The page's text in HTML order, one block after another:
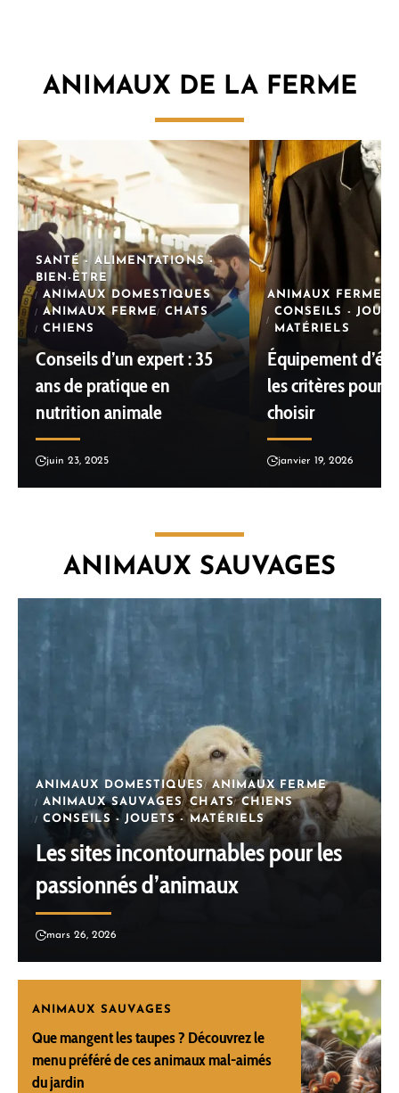
ANIMAUX DE LA FERME
SANTÉ - ALIMENTATIONS -
BIEN-ÊTRE
ANIMAUX DOMESTIQUES
ANIMAUX FERME
CHATS
CHIENS
Conseils d’un expert : 35
ans de pratique en
nutrition animale
juin 23, 2025
ANIMAUX FERME
CONSEILS -
MATÉRIELS
Équipement
les critères pour
choisir
janvier 19, 2026
ANIMAUX SAUVAGES
ANIMAUX DOMESTIQUES
ANIMAUX FERME
ANIMAUX SAUVAGES
CHATS
CHIENS
CONSEILS - JOUETS - MATÉRIELS
Les sites incontournables pour les
passionnés d’animaux
mars 26, 2026
ANIMAUX SAUVAGES
Que mangent les taupes ? Découvrez le
menu préféré de ces animaux mal-aimés
du jardin